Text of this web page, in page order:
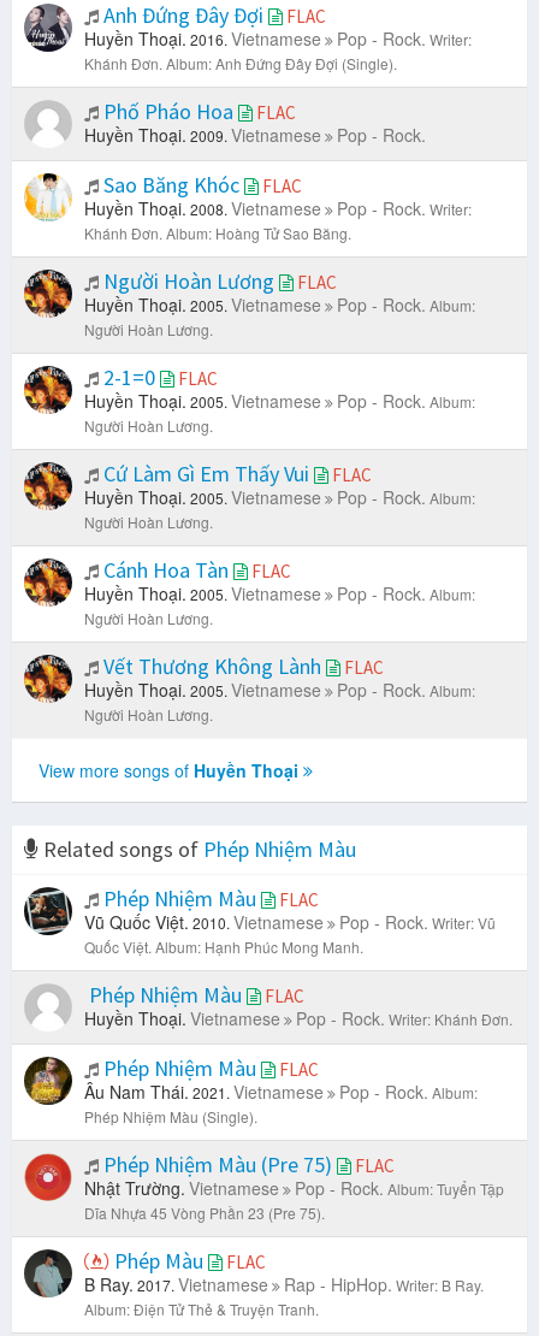
Anh Đứng Đây Đợi FLAC
Huyền Thoại. 2016. Vietnamese Pop - Rock. Writer:
Khánh Đơn. Album: Anh Đứng Đây Đợi (Single).
Phố Pháo Hoa FLAC
Huyền Thoại. 2009. Vietnamese Pop - Rock.
Sao Băng Khóc FLAC
Huyền Thoại. 2008. Vietnamese Pop - Rock. Writer:
Khánh Đơn. Album: Hoàng Tử Sao Băng.
Người Hoàn Lương FLAC
Huyền Thoại. 2005. Vietnamese Pop - Rock. Album:
Người Hoàn Lương.
2-1=0 FLAC
Huyền Thoại. 2005. Vietnamese Pop - Rock. Album:
Người Hoàn Lương.
Cứ Làm Gì Em Thấy Vui FLAC
Huyền Thoại. 2005. Vietnamese Pop - Rock. Album:
Người Hoàn Lương.
Cánh Hoa Tàn FLAC
Huyền Thoại. 2005. Vietnamese Pop - Rock. Album:
Người Hoàn Lương.
Vết Thương Không Lành FLAC
Huyền Thoại. 2005. Vietnamese Pop - Rock. Album:
Người Hoàn Lương.
View more songs of Huyền Thoại
Related songs of Phép Nhiệm Màu
Phép Nhiệm Màu
FLAC
Vũ Quốc Việt. 2010. Vietnamese Pop - Rock. Writer: Vũ
Quốc Việt. Album: Hạnh Phúc Mong Manh.
Phép Nhiệm Màu FLAC
Huyền Thoại. Vietnamese Pop - Rock. Writer: Khánh Đơn.
Phép Nhiệm Màu FLAC
Âu Nam Thái. 2021. Vietnamese Pop - Rock. Album:
Phép Nhiệm Màu (Single).
Phép Nhiệm Màu (Pre 75) FLAC
Nhật Trường. Vietnamese Pop - Rock. Album: Tuyển Tập
Dĩa Nhựa 45 Vòng Phần 23 (Pre 75).
Phép Màu FLAC
B Ray. 2017. Vietnamese Rap - HipHop. Writer: B Ray.
Album: Điện Tử Thẻ & Truyện Tranh.